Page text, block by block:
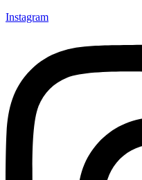
Instagram